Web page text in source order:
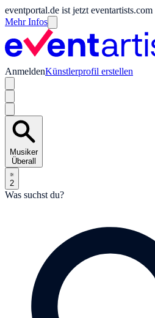
eventportal.de ist jetzt eventartists.com
Mehr Infos
AnmeldenKünstlerprofil erstellen
Musiker
Überall
2
Was suchst du?